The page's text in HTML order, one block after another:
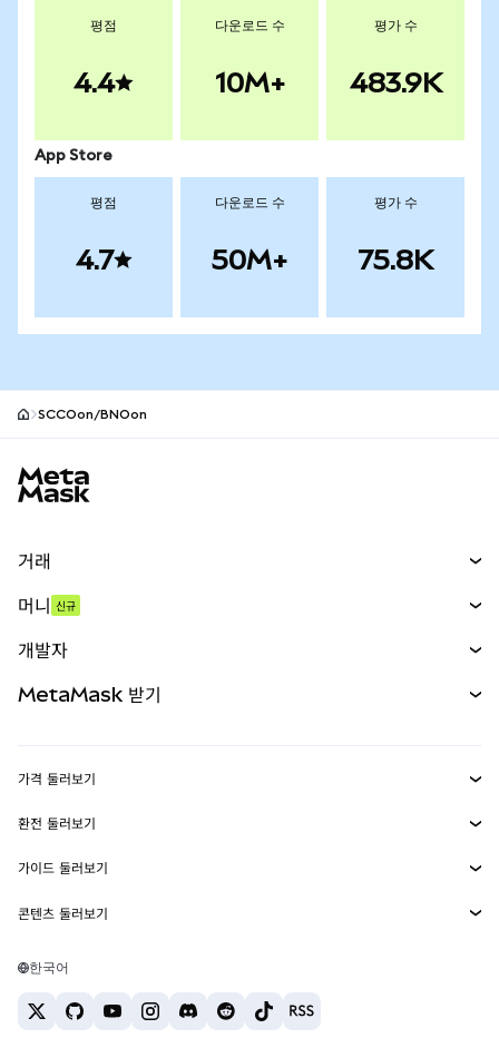
평점
4.4
다운로드 수
10M+
평가 수
483.9K
App Store
평점
4.7
다운로드 수
50M+
평가 수
75.8K
SCCOon/BNOon
거래
무기한 선물
실물자산
머니 신규
개발자
MetaMask Connect
Snaps
웹3 서비스
MetaMask 받기
보안
고객 지원
채용
가격 둘러보기
이더리움 가격
솔라나 가격
테더 가격
환전 둘러보기
ETH를 USD로 환전
USDT를 INR로 환전
BTC를 INR로 환전
ETH를 USDT로 환전
가이드 둘러보기
ETH 매수
USDT 매수
콘텐츠 둘러보기
솔라나 지갑
한국어